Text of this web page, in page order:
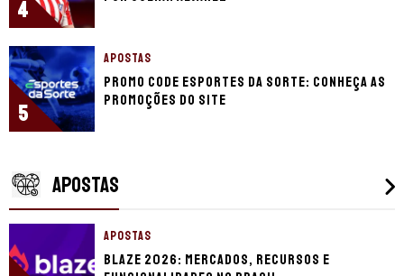
4
5
APOSTAS
Promo code Esportes da Sorte: conheça as
promoções do site
APOSTAS
APOSTAS
Blaze 2026: mercados, recursos e